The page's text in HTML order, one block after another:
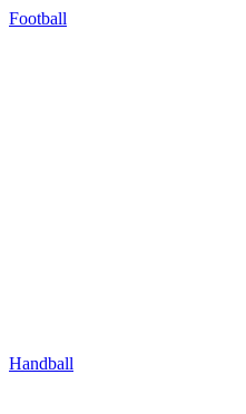
Football
Handball